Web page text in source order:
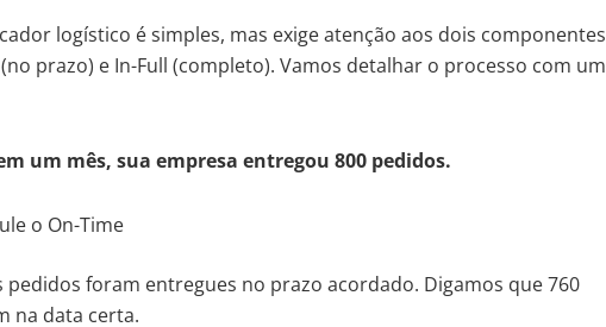
logístico é simples, mas exige atenção aos dois componentes
prazo) e In-Full (completo). Vamos detalhar o processo com um
um mês, sua empresa entregou 800 pedidos.
o On-Time
foram entregues no prazo acordado. Digamos que 760
na data certa.